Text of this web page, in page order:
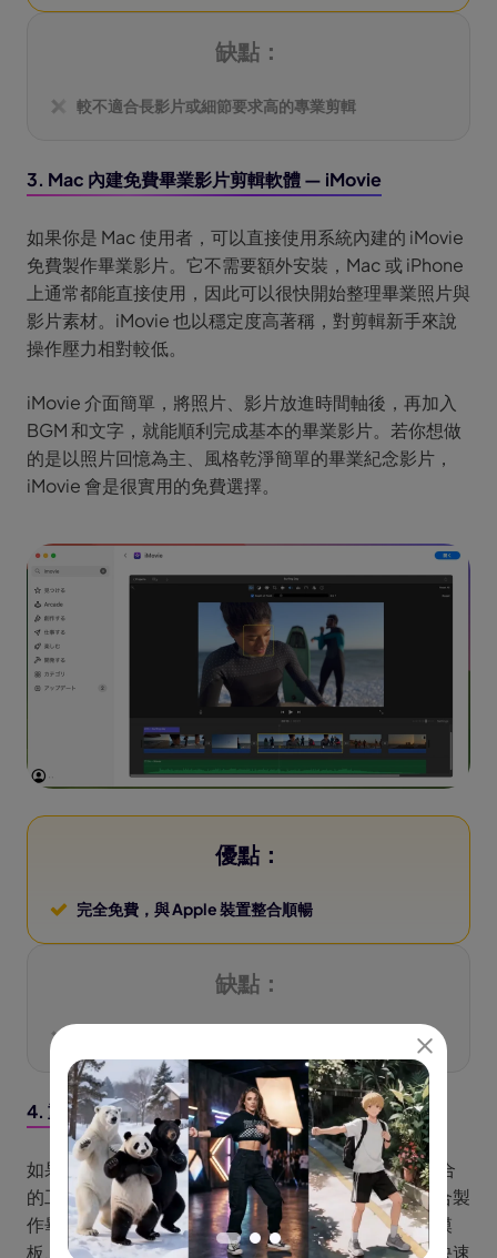
缺點：
較不適合長影片或細節要求高的專業剪輯
3. Mac 內建免費畢業影片剪輯軟體 — iMovie
如果你是 Mac 使用者，可以直接使用系統內建的 iMovie
免費製作畢業影片。它不需要額外安裝，Mac 或 iPhone
上通常都能直接使用，因此可以很快開始整理畢業照片與
影片素材。iMovie 也以穩定度高著稱，對剪輯新手來說
操作壓力相對較低。
iMovie 介面簡單，將照片、影片放進時間軸後，再加入
BGM 和文字，就能順利完成基本的畢業影片。若你想做
的是以照片回憶為主、風格乾淨簡單的畢業紀念影片，
iMovie 會是很實用的免費選擇。
優點：
完全免費，與 Apple 裝置整合順暢
缺點：
4. 重視設計感的畢業紀念影片 — Canva
如果想製作比較有設計感的畢業影片，Canva 是很適合
的工具。它的字體排版與模板設計品質很高，特別適合製
作畢業祝福、片尾名單或卡片式回憶影片。透過內建模
板、字型、插圖與素材，即使以照片輪播為主，也能快速